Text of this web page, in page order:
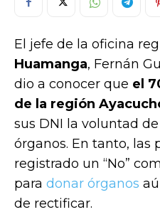
El jefe de la oficina
Huamanga, Fernán
dio a conocer que el
de la región
sus DNI la voluntad
órganos. En tanto, las
registrado un “No”
para donar órganos
de rectificar.